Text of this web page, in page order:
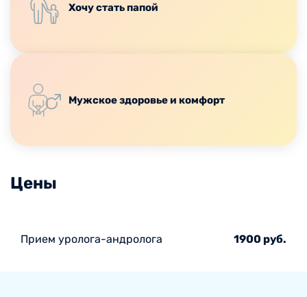
Хочу стать папой
Мужское здоровье и комфорт
Цены
Прием уролога-андролога 1900 руб.